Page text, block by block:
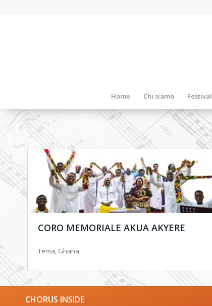
Home Chi siamo Festival
CORO MEMORIALE AKUA AKYERE
Tema, Ghana
CHORUS INSIDE